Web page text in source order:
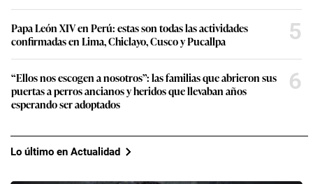
Papa León XIV en Perú: estas son todas las actividades
confirmadas en Lima, Chiclayo, Cusco y Pucallpa
5
“Ellos nos escogen a nosotros”: las familias que abrieron sus
puertas a perros ancianos y heridos que llevaban años
esperando ser adoptados
6
Lo último en Actualidad